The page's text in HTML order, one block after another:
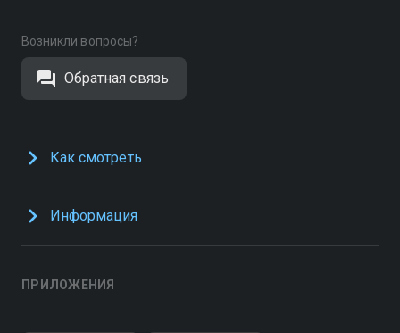
Возникли вопросы?
Обратная связь
Как смотреть
Информация
ПРИЛОЖЕНИЯ